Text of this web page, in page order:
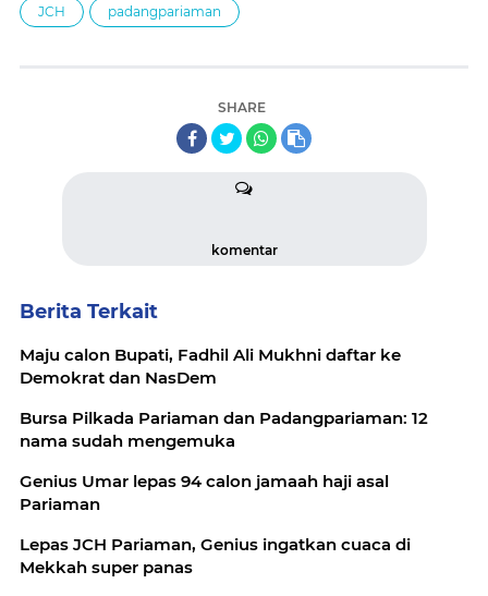
JCH padangpariaman
SHARE
komentar
Berita Terkait
Maju calon Bupati, Fadhil Ali Mukhni daftar ke
Demokrat dan NasDem
Bursa Pilkada Pariaman dan Padangpariaman: 12
nama sudah mengemuka
Genius Umar lepas 94 calon jamaah haji asal
Pariaman
Lepas JCH Pariaman, Genius ingatkan cuaca di
Mekkah super panas